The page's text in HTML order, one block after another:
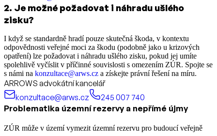
2. Je možné požadovat i náhradu ušlého
zisku?
I když se standardně hradí pouze skutečná škoda, v kontextu
odpovědnosti veřejné moci za škodu (podobně jako u krizových
opatření) lze požadovat i náhradu ušlého zisku, pokud jej umíte
spolehlivě vyčíslit v příčinné souvislosti s omezením ZÚR. Spojte se
s námi na konzultace@arws.cz a získejte právní řešení na míru.
ARROWS advokátní kancelář
konzultace@arws.cz
245 007 740
Problematika územní rezervy a nepřímé újmy
ZÚR může v území vymezit územní rezervu pro budoucí veřejně